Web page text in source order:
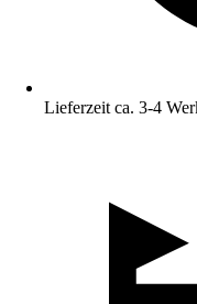
Lieferzeit ca. 3-4